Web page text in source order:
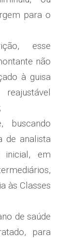
para o
esse
não
à guisa
buscando
de analista
inicial, em
às Classes
de saúde
para